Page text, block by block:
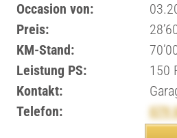
Occasion von:
Preis:
KM-Stand:
Leistung PS:
150
Kontakt:
Telefon:
079